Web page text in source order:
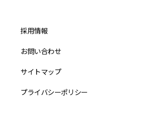
採用情報
お問い合わせ
サイトマップ
プライバシーポリシー